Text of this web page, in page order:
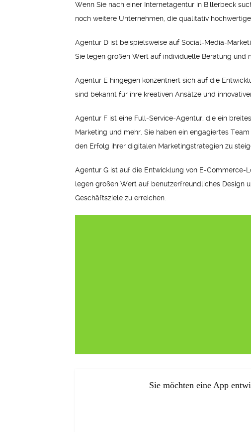
Wenn Sie nach einer Internetagentur in Billerbeck
noch weitere Unternehmen, die qualitativ
Agentur D ist beispielsweise auf Social-Media-
Sie legen großen Wert auf individuelle Beratung und
Agentur E hingegen konzentriert sich auf die
sind bekannt für ihre kreativen Ansätze und
Agentur F ist eine Full-Service-Agentur, die ein
Marketing und mehr. Sie haben ein engagiertes
den Erfolg ihrer digitalen Marketingstrategien zu
Agentur G ist auf die Entwicklung von E-Commerce-
legen großen Wert auf benutzerfreundliches Design
Geschäftsziele zu erreichen.
Sie möchten eine App